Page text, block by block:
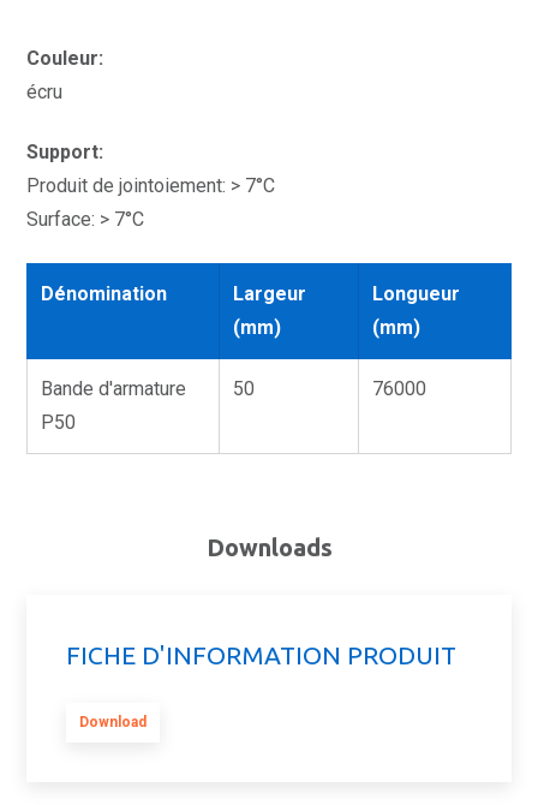
Couleur:
écru
Support:
Produit de jointoiement: > 7°C
Surface: > 7°C
Dénomination
Largeur
(mm)
Longueur
(mm)
Bande d'armature
P50
50 76000
Downloads
FICHE D'INFORMATION PRODUIT
Download